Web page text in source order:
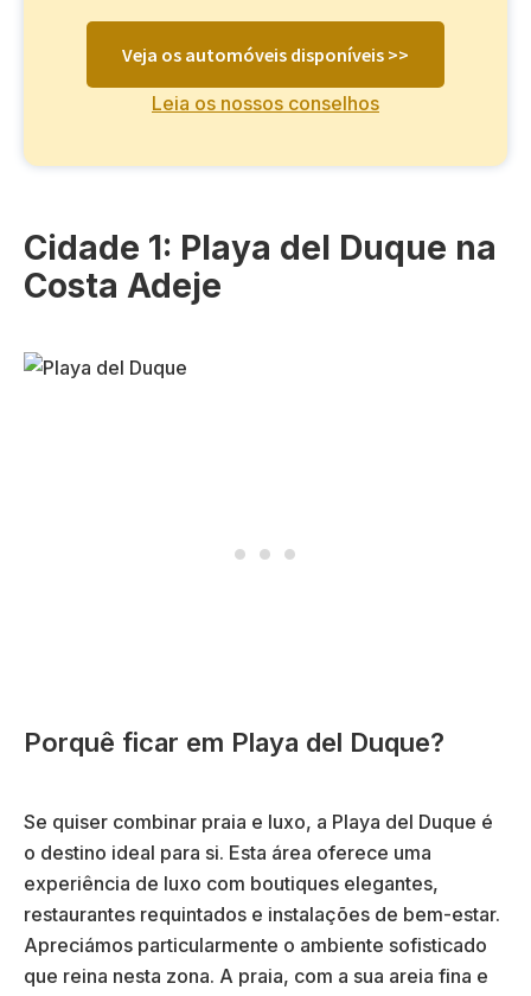
Veja os automóveis disponíveis >>
Leia os nossos conselhos
Cidade 1: Playa del Duque na
Costa Adeje
Porquê ficar em Playa del Duque?
Se quiser combinar praia e luxo, a Playa del Duque é
o destino ideal para si. Esta área oferece uma
experiência de luxo com boutiques elegantes,
restaurantes requintados e instalações de bem-estar.
Apreciámos particularmente o ambiente sofisticado
que reina nesta zona. A praia, com a sua areia fina e